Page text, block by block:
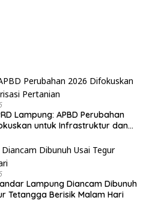
Lampung: APBD Perubahan
untuk Infrastruktur dan
Lampung Diancam Dibunuh
Tetangga Berisik Malam Hari